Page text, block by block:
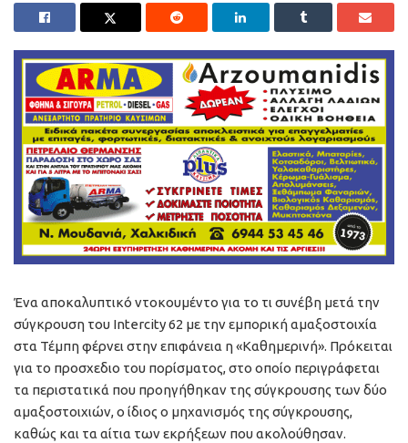
Ένα αποκαλυπτικό ντοκουμέντο για το τι συνέβη μετά την
σύγκρουση του Intercity 62 με την εμπορική αμαξοστοιχία
στα Τέμπη φέρνει στην επιφάνεια η «Καθημερινή». Πρόκειται
για το προσχεδιο του πορίσματος, στο οποίο περιγράφεται
τα περιστατικά που προηγήθηκαν της σύγκρουσης των δύο
αμαξοστοιχιών, ο ίδιος ο μηχανισμός της σύγκρουσης,
καθώς και τα αίτια των εκρήξεων που ακολούθησαν.